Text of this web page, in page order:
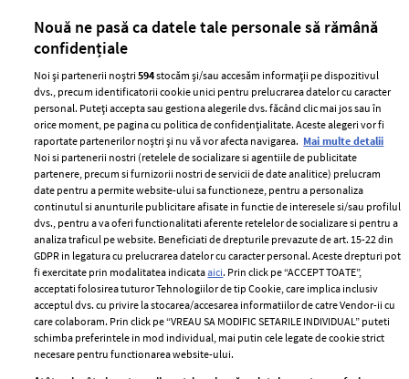
ELLE Style Awards
2024
Despre ELLE
Romania
Contact
Abonamente
Termeni si conditii
Politica de
confidențialitate
Politica de cookies
Publicitate
Nouă ne pasă ca datele tale personale să rămână
confidențiale
Noi și partenerii noștri594stocăm și/sau accesăm informații pe dispozitivul
dvs., precum identificatorii cookie unici pentru prelucrarea datelor cu caracter
personal. Puteți accepta sau gestiona alegerile dvs. făcând clic mai jos sau în
orice moment, pe pagina cu politica de confidențialitate. Aceste alegeri vor fi
raportate partenerilor noștri și nu vă vor afecta navigarea. Mai multe detalii
Noi si partenerii nostri (retelele de socializare si agentiile de publicitate
partenere, precum si furnizorii nostri de servicii de date analitice) prelucram
date pentru a permite website-ului sa functioneze, pentru a personaliza
continutul si anunturile publicitare afisate in functie de interesele si/sau profilul
dvs., pentru a va oferi functionalitati aferente retelelor de socializare si pentru a
analiza traficul pe website. Beneficiati de drepturile prevazute de art. 15-22 din
GDPR in legatura cu prelucrarea datelor cu caracter personal. Aceste drepturi pot
fi exercitate prin modalitatea indicataaici. Prin click pe “ACCEPT TOATE”,
acceptati folosirea tuturor Tehnologiilor de tip Cookie, care implica inclusiv
acceptul dvs. cu privire la stocarea/accesarea informatiilor de catre Vendor-ii cu
care colaboram. Prin click pe “VREAU SA MODIFIC SETARILE INDIVIDUAL” puteti
schimba preferintele in mod individual, mai putin cele legate de cookie strict
necesare pentru functionarea website-ului.